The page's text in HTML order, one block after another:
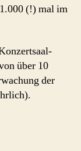
(!) mal im
über 10
der